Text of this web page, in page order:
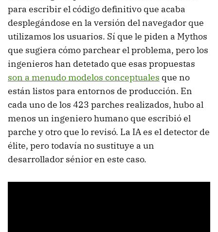
para escribir el código definitivo que acaba
desplegándose en la versión del navegador que
utilizamos los usuarios. Sí que le piden a Mythos
que sugiera cómo parchear el problema, pero los
ingenieros han detetado que esas propuestas
son a menudo modelos conceptuales que no
están listos para entornos de producción. En
cada uno de los 423 parches realizados, hubo al
menos un ingeniero humano que escribió el
parche y otro que lo revisó. La IA es el detector de
élite, pero todavía no sustituye a un
desarrollador sénior en este caso.